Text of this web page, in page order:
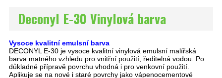
Deconyl E-30 Vinylová barva
Vysoce kvalitní emulsní barva
DECONYL E-30 je vysoce kvalitní vinylová emulsní malířská
barva matného vzhledu pro vnitřní použití, ředitelná vodou. Po
důkladné přípravě povrchu vhodná i pro venkovní použití.
Aplikuje se na nové i staré povrchy jako vápenocementové